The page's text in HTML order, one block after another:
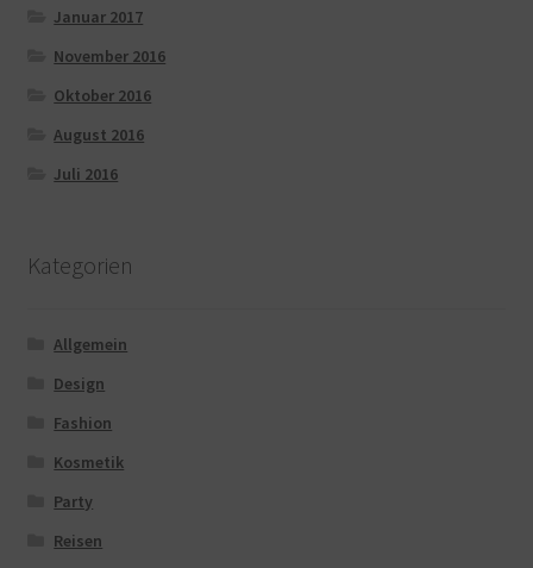
Januar 2017
November 2016
Oktober 2016
August 2016
Juli 2016
Kategorien
Allgemein
Design
Fashion
Kosmetik
Party
Reisen